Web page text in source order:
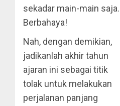
sekadar main-main saja.
Berbahaya!
Nah, dengan demikian,
jadikanlah akhir tahun
ajaran ini sebagai titik
tolak untuk melakukan
perjalanan panjang